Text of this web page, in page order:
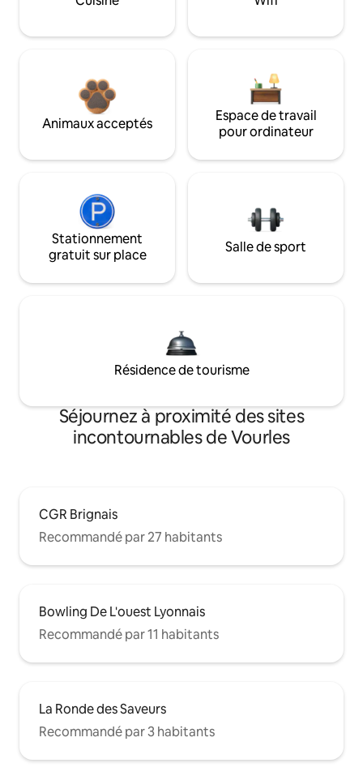
Animaux acceptés
Espace de travail
pour ordinateur
Stationnement
gratuit sur place
Salle de sport
Résidence de tourisme
Séjournez à proximité des sites
incontournables de Vourles
CGR Brignais
Recommandé par 27 habitants
Bowling De L'ouest Lyonnais
Recommandé par 11 habitants
La Ronde des Saveurs
Recommandé par 3 habitants